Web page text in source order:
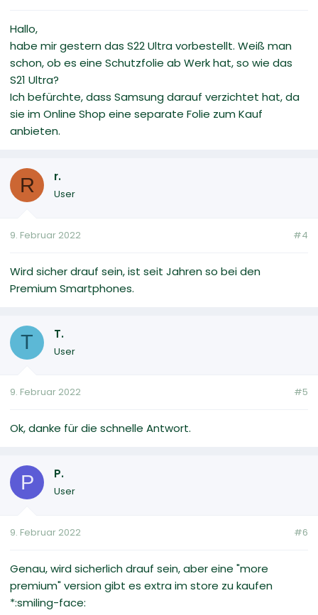
Hallo,
habe mir gestern das S22 Ultra vorbestellt. Weiß man
schon, ob es eine Schutzfolie ab Werk hat, so wie das
S21 Ultra?
Ich befürchte, dass Samsung darauf verzichtet hat, da
sie im Online Shop eine separate Folie zum Kauf
anbieten.
R r.
User
9. Februar 2022 #4
Wird sicher drauf sein, ist seit Jahren so bei den
Premium Smartphones.
T T.
User
9. Februar 2022 #5
Ok, danke für die schnelle Antwort.
P P.
User
9. Februar 2022 #6
Genau, wird sicherlich drauf sein, aber eine "more
premium" version gibt es extra im store zu kaufen
*:smiling-face: